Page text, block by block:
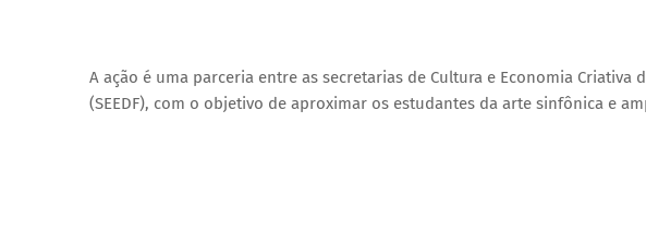
A ação é uma parceria entre as secretarias de Cultura e Economia Criativa
(SEEDF), com o objetivo de aproximar os estudantes da arte sinfônica e